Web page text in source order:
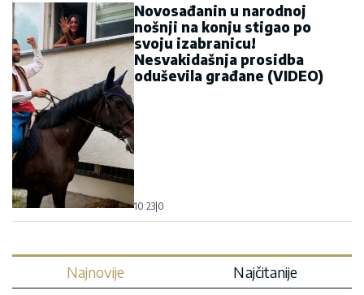
Novosađanin u narodnoj
nošnji na konju stigao po
svoju izabranicu!
Nesvakidašnja prosidba
oduševila građane (VIDEO)
10:23|0
Najnovije Najčitanije